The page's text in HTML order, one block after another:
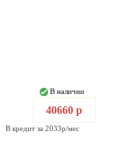
В наличии
40660 р
В кредит за 2033р/мес